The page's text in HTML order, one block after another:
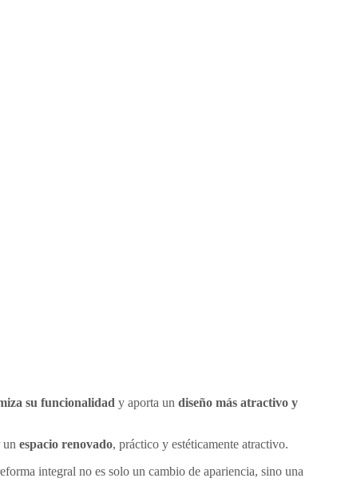
su funcionalidad y aporta un diseño más atractivo y
un espacio renovado, práctico y estéticamente atractivo.
integral no es solo un cambio de apariencia, sino una